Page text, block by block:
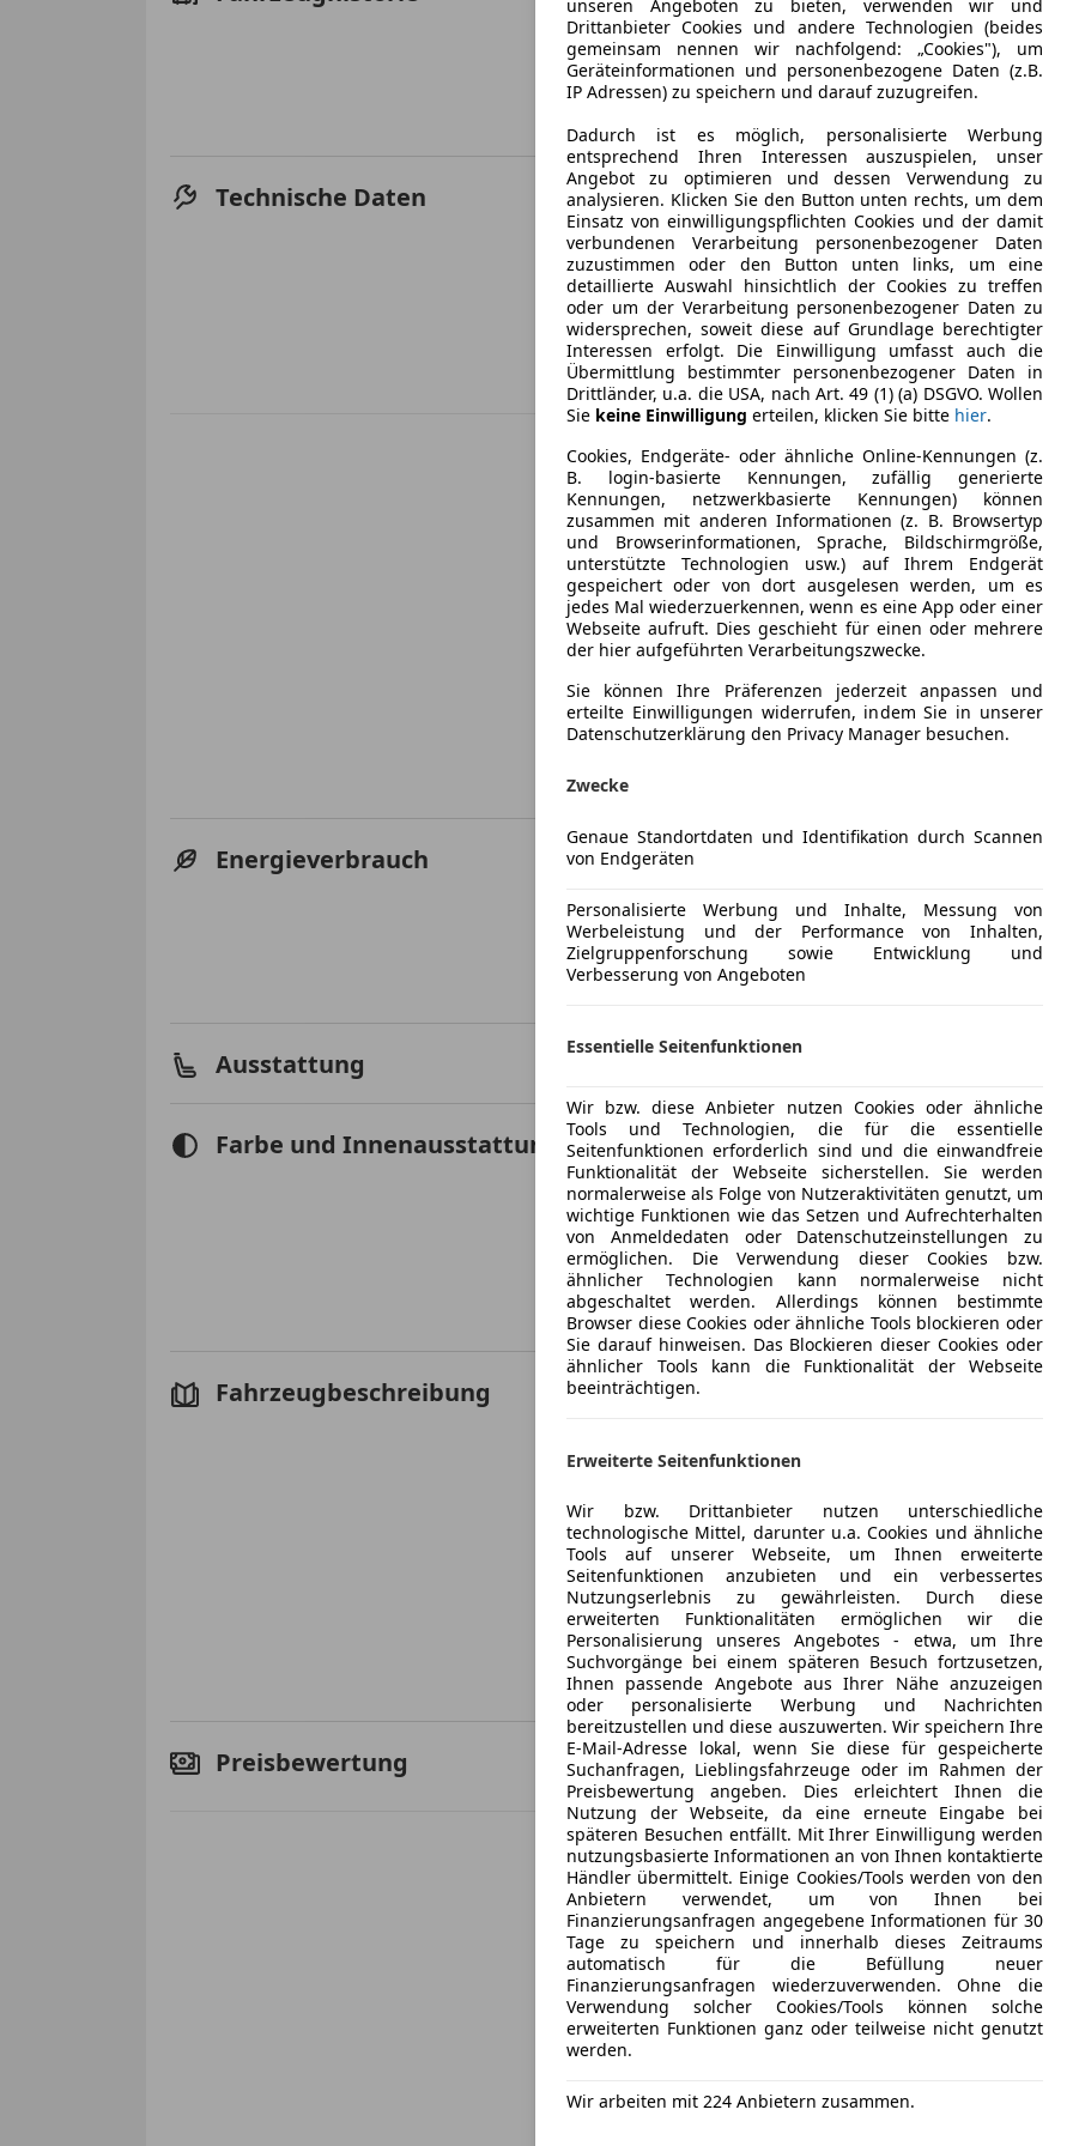
Sollzinssatz ist bonitätsabhängig. Laufzeit mindestens 12,
Neukunden bei Online-Abschluss. Erfüllung banküblicher
Jetzt berechnen
Erstzulassung
06/2011
Fahrzeughalter
2
Scheckheftgepflegt
Technische Daten Leistung
225 kW
Getriebe
Gänge
8
Zylinder
6
Leergewicht
2 185 kg
Energieverbrauch Schadstoffklasse
Kraftstoff
Diesel
Kraftstoffverbrauch
7,50l/100
CO₂-Emissionen
199 g/km
Ausstattung
Elektrische
Elektrische
Elektrische
Getönte
Sitzheizung
teilb.
Tempomat
Unterhaltung/Media
MP3
Radio
TV
USB
Sicherheit
ABS
Airbag
Alarmanlage
ESP
Isofix
Farbe und Innenausstattung Außenfarbe
Silber
Farbe laut Hersteller
Lackierung
Metallic
Farbe der Innenausstattung
Braun
Innenausstattung
Vollleder
Fahrzeugbeschreibung Herzlich Willkommen bei Outlet-Store Windern Ihr
Angeboten wird ein wunderschöner BMW X6 40d
Zustand.
Vollständige Historie - Steuerkette bei 170.000KM
Frisch Überprüft - Service neu gemacht
Sonderausstattung :
Ablage-Paket
Airbag Beifahrerseite abschaltbar
Alarmanlage
Audio-Navigationssystem Professional
Außenspiegel elektr. anklappbar, alle Spiegel mit
Fahrassistenz-System: Speed-Limit-Anzeige
Frontscheibe mit Bandfilter oben
HiFi-Lautsprechersystem Professional
Innenausstattung: Interieurleisten Aluminium
Metallic-Lackierung
Mehr anzeigen
Preisbewertung Mehr anzeigen
unseren Angeboten zu bieten, verwenden wir und
Drittanbieter Cookies und andere Technologien (beides
gemeinsam nennen wir nachfolgend: „Cookies"), um
Geräteinformationen und personenbezogene Daten (z.B.
IP Adressen) zu speichern und darauf zuzugreifen.
Dadurch ist es möglich, personalisierte Werbung
entsprechend Ihren Interessen auszuspielen, unser
Angebot zu optimieren und dessen Verwendung zu
analysieren. Klicken Sie den Button unten rechts, um dem
Einsatz von einwilligungspflichten Cookies und der damit
verbundenen Verarbeitung personenbezogener Daten
zuzustimmen oder den Button unten links, um eine
detaillierte Auswahl hinsichtlich der Cookies zu treffen
oder um der Verarbeitung personenbezogener Daten zu
widersprechen, soweit diese auf Grundlage berechtigter
Interessen erfolgt. Die Einwilligung umfasst auch die
Übermittlung bestimmter personenbezogener Daten in
Drittländer, u.a. die USA, nach Art. 49 (1) (a) DSGVO. Wollen
Sie keine Einwilligung erteilen, klicken Sie bitte hier.
Cookies, Endgeräte- oder ähnliche Online-Kennungen (z.
B. login-basierte Kennungen, zufällig generierte
Kennungen, netzwerkbasierte Kennungen) können
zusammen mit anderen Informationen (z. B. Browsertyp
und Browserinformationen, Sprache, Bildschirmgröße,
unterstützte Technologien usw.) auf Ihrem Endgerät
gespeichert oder von dort ausgelesen werden, um es
jedes Mal wiederzuerkennen, wenn es eine App oder einer
Webseite aufruft. Dies geschieht für einen oder mehrere
der hier aufgeführten Verarbeitungszwecke.
Sie können Ihre Präferenzen jederzeit anpassen und
erteilte Einwilligungen widerrufen, indem Sie in unserer
Datenschutzerklärung den Privacy Manager besuchen.
Zwecke
Genaue Standortdaten und Identifikation durch Scannen
von Endgeräten
Personalisierte Werbung und Inhalte, Messung von
Werbeleistung und der Performance von Inhalten,
Zielgruppenforschung sowie Entwicklung und
Verbesserung von Angeboten
Essentielle Seitenfunktionen
Wir bzw. diese Anbieter nutzen Cookies oder ähnliche
Tools und Technologien, die für die essentielle
Seitenfunktionen erforderlich sind und die einwandfreie
Funktionalität der Webseite sicherstellen. Sie werden
normalerweise als Folge von Nutzeraktivitäten genutzt, um
wichtige Funktionen wie das Setzen und Aufrechterhalten
von Anmeldedaten oder Datenschutzeinstellungen zu
ermöglichen. Die Verwendung dieser Cookies bzw.
ähnlicher Technologien kann normalerweise nicht
abgeschaltet werden. Allerdings können bestimmte
Browser diese Cookies oder ähnliche Tools blockieren oder
Sie darauf hinweisen. Das Blockieren dieser Cookies oder
ähnlicher Tools kann die Funktionalität der Webseite
beeinträchtigen.
Erweiterte Seitenfunktionen
Wir bzw. Drittanbieter nutzen unterschiedliche
technologische Mittel, darunter u.a. Cookies und ähnliche
Tools auf unserer Webseite, um Ihnen erweiterte
Seitenfunktionen anzubieten und ein verbessertes
Nutzungserlebnis zu gewährleisten. Durch diese
erweiterten Funktionalitäten ermöglichen wir die
Personalisierung unseres Angebotes - etwa, um Ihre
Suchvorgänge bei einem späteren Besuch fortzusetzen,
Ihnen passende Angebote aus Ihrer Nähe anzuzeigen
oder personalisierte Werbung und Nachrichten
bereitzustellen und diese auszuwerten. Wir speichern Ihre
E-Mail-Adresse lokal, wenn Sie diese für gespeicherte
Suchanfragen, Lieblingsfahrzeuge oder im Rahmen der
Preisbewertung angeben. Dies erleichtert Ihnen die
Nutzung der Webseite, da eine erneute Eingabe bei
späteren Besuchen entfällt. Mit Ihrer Einwilligung werden
nutzungsbasierte Informationen an von Ihnen kontaktierte
Händler übermittelt. Einige Cookies/Tools werden von den
Anbietern verwendet, um von Ihnen bei
Finanzierungsanfragen angegebene Informationen für 30
Tage zu speichern und innerhalb dieses Zeitraums
automatisch für die Befüllung neuer
Finanzierungsanfragen wiederzuverwenden. Ohne die
Verwendung solcher Cookies/Tools können solche
erweiterten Funktionen ganz oder teilweise nicht genutzt
werden.
Wir arbeiten mit 224 Anbietern zusammen.